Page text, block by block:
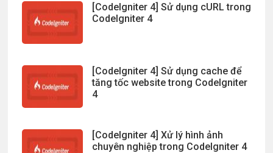
[CodeIgniter 4] Sử dụng cURL trong
CodeIgniter 4
[CodeIgniter 4] Sử dụng cache để
tăng tốc website trong CodeIgniter
4
[CodeIgniter 4] Xử lý hình ảnh
chuyên nghiệp trong CodeIgniter 4